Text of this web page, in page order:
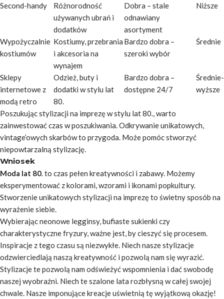
Second-handy
Różnorodność
używanych ubrań i
dodatków
Dobra – stale
odnawiany
asortyment
Niższe
Wypożyczalnie
kostiumów
Kostiumy, przebrania
i akcesoria na
wynajem
Bardzo dobra –
szeroki wybór
Średnie
Sklepy
internetowe z
modą retro
Odzież, buty i
dodatki w stylu lat
80.
Bardzo dobra –
dostępne 24/7
Średnie-
wyższe
Poszukującstylizacji na imprezę w stylu lat 80., warto
zainwestować czas w poszukiwania. Odkrywanie unikatowych,
vintage’owych skarbów to przygoda. Może pomóc stworzyć
niepowtarzalną stylizację.
Wniosek
Moda lat 80. to czas pełen kreatywności i zabawy. Możemy
eksperymentować z kolorami, wzorami i ikonami popkultury.
Stworzenie unikatowych stylizacji na imprezę to świetny sposób na
wyrażenie siebie.
Wybierając neonowe legginsy, bufiaste sukienki czy
charakterystyczne fryzury, ważne jest, by cieszyć się procesem.
Inspiracje z tego czasu są niezwykłe. Niech nasze stylizacje
odzwierciedlają naszą kreatywność i pozwolą nam się wyrazić.
Stylizacje te pozwolą nam odświeżyć wspomnienia i dać swobodę
naszej wyobraźni. Niech te szalone lata rozbłysną w całej swojej
chwale. Nasze imponujące kreacje uświetnią tę wyjątkową okazję!